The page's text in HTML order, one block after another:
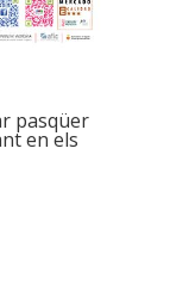
pasqüer
en els